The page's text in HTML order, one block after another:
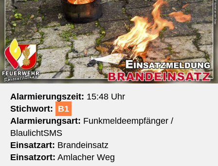
Alarmierungszeit: 15:48 Uhr
Stichwort: B1
Alarmierungsart: Funkmeldeempfänger /
BlaulichtSMS
Einsatzart: Brandeinsatz
Einsatzort: Amlacher Weg